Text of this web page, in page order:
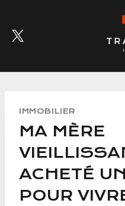
content
IMMOBILIER
MA MÈRE
ACHETÉ
POUR